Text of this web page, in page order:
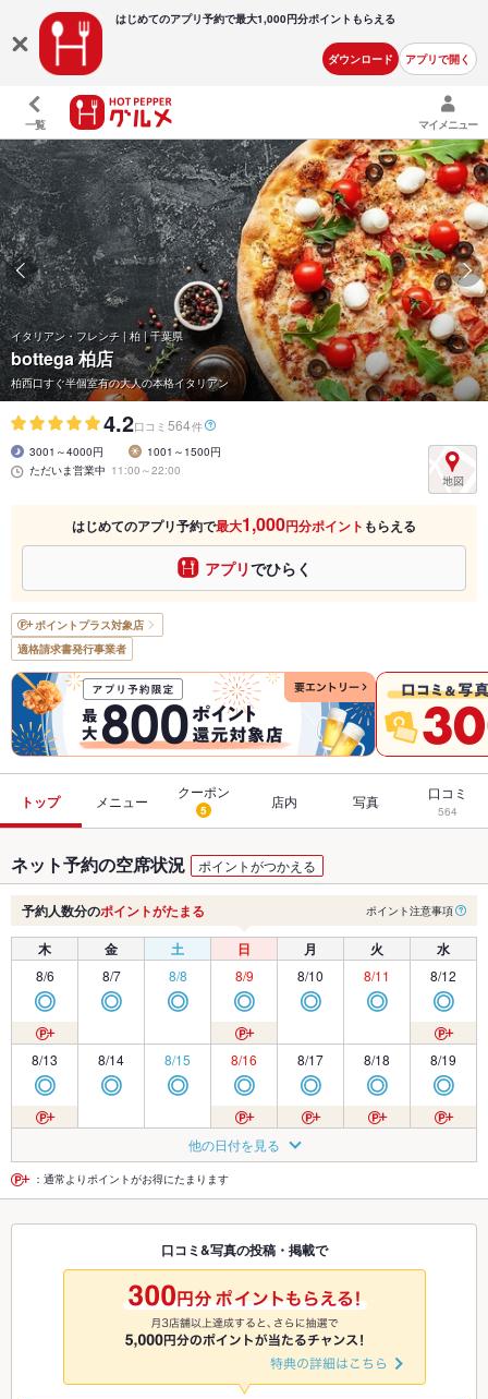
はじめてのアプリ予約で最大1,000円分ポイントもらえる
ダウンロード アプリで開く
一覧 マイメニュー
イタリアン・フレンチ | 柏 | 千葉県
bottega 柏店
柏西口すぐ半個室有の大人の本格イタリアン
4.2口コミ 564件
3001～4000円
1001～1500円
ただいま営業中 11:00～22:00
はじめてのアプリ予約で最大1,000円分ポイント もらえる
アプリでひらく
ポイントプラス対象店
適格請求書発行事業者
トップ メニュー
クーポン
5 店内 写真 口コミ
564
ネット予約の空席状況 ポイントがつかえる
予約人数分のポイントがたまる ポイント注意事項
木 金 土 日 月 火 水
8/6
◎
8/7
◎
8/8
◎
8/9
◎
8/10
◎
8/11
◎
8/12
◎
8/13
◎
8/14
◎
8/15
◎
8/16
◎
8/17
◎
8/18
◎
8/19
◎
◎ ◎
8/22
◎
8/23
◎
8/24
◎ ◎ ◎
8/27 8/28 8/29
◎
8/30
◎
8/31
◎
9/1 9/2
9/5
◎
9/6
◎
9/7
◎
他の日付を見る
：通常よりポイントがお得にたまります
口コミ&写真の投稿・掲載で